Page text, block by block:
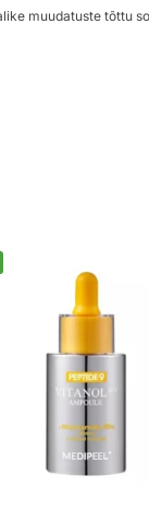
muudatuste tõttu